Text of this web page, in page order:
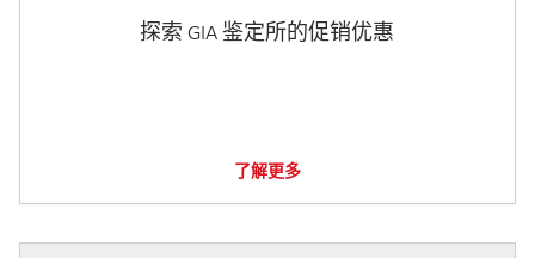
探索 GIA 鉴定所的促销优惠
了解更多